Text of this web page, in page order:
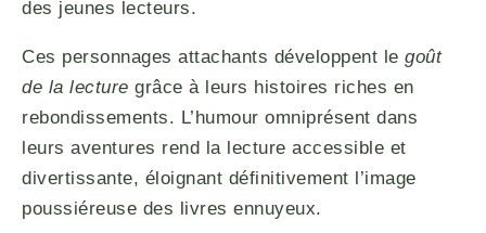
des jeunes lecteurs.
Ces personnages attachants développent le goût
de la lecture grâce à leurs histoires riches en
rebondissements. L’humour omniprésent dans
leurs aventures rend la lecture accessible et
divertissante, éloignant définitivement l’image
poussiéreuse des livres ennuyeux.